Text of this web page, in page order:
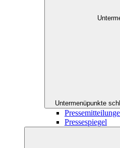
Untermenüpunkte
Pressespiegel